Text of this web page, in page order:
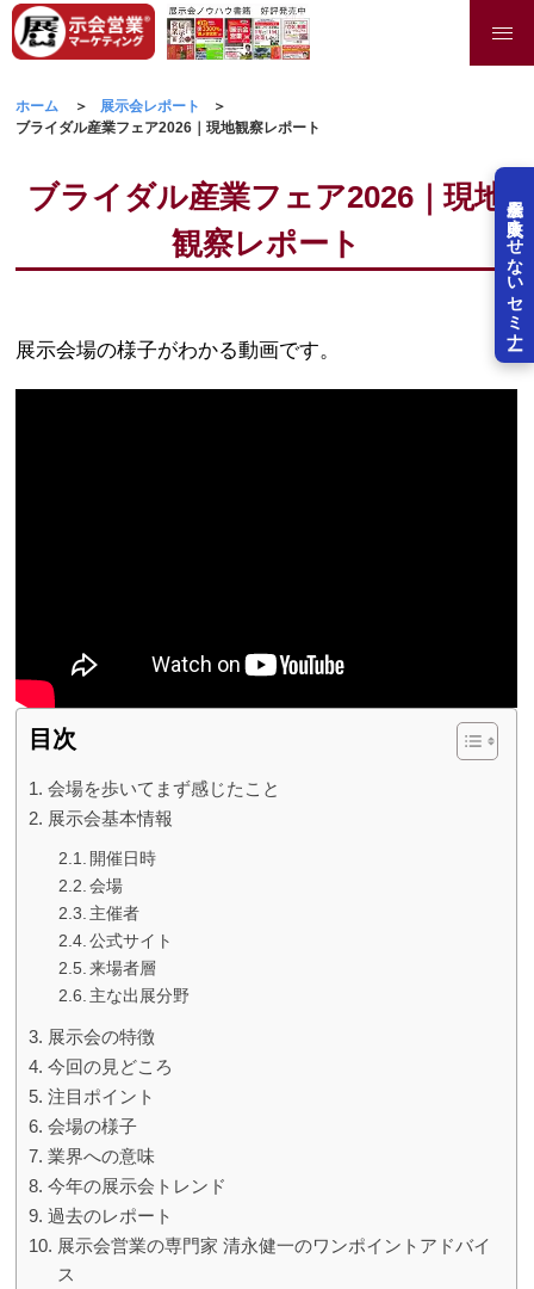
展示会を失敗させないセミナー
ホーム
展示会レポート
ブライダル産業フェア2026｜現地観察レポート
ブライダル産業フェア2026｜現地
観察レポート
展示会場の様子がわかる動画です。
目次
会場を歩いてまず感じたこと
展示会基本情報
開催日時
会場
主催者
公式サイト
来場者層
主な出展分野
展示会の特徴
今回の見どころ
注目ポイント
会場の様子
業界への意味
今年の展示会トレンド
過去のレポート
展示会営業の専門家 清永健一のワンポイントアドバイ
ス